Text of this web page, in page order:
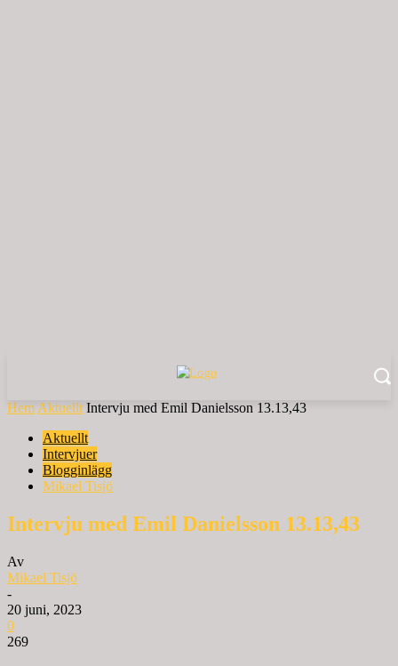
Hem Aktuellt Intervju med Emil Danielsson 13.13,43
Aktuellt
Intervjuer
Blogginlägg
Mikael Tisjö
Intervju med Emil Danielsson 13.13,43
Av
Mikael Tisjö
-
20 juni, 2023
0
269